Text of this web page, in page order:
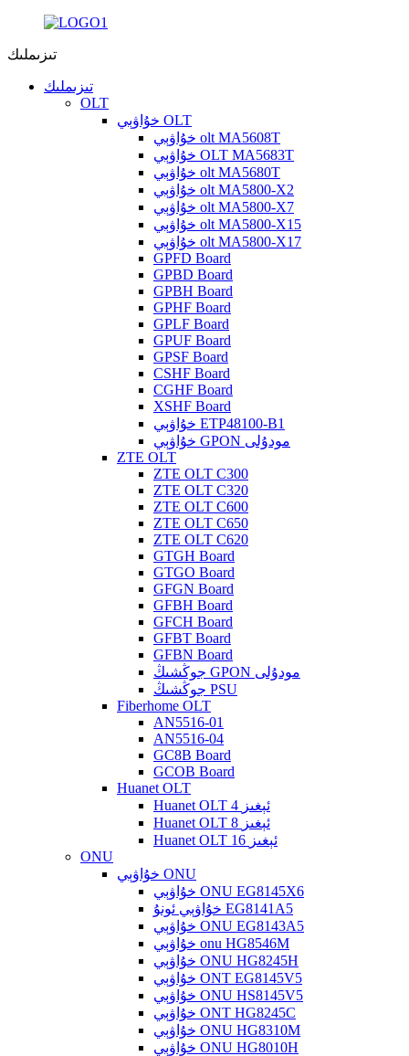
تىزىملىك
تىزىملىك
OLT
خۇاۋېي OLT
خۇاۋېي olt MA5608T
خۇاۋېي OLT MA5683T
خۇاۋېي olt MA5680T
خۇاۋېي olt MA5800-X2
خۇاۋېي olt MA5800-X7
خۇاۋېي olt MA5800-X15
خۇاۋېي olt MA5800-X17
GPFD Board
GPBD Board
GPBH Board
GPHF Board
GPLF Board
GPUF Board
GPSF Board
CSHF Board
CGHF Board
XSHF Board
خۇاۋېي ETP48100-B1
خۇاۋېي GPON مودۇلى
ZTE OLT
ZTE OLT C300
ZTE OLT C320
ZTE OLT C600
ZTE OLT C650
ZTE OLT C620
GTGH Board
GTGO Board
GFGN Board
GFBH Board
GFCH Board
GFBT Board
GFBN Board
جوڭشىڭ GPON مودۇلى
جوڭشىڭ PSU
Fiberhome OLT
AN5516-01
AN5516-04
GC8B Board
GCOB Board
Huanet OLT
Huanet OLT 4 ئېغىز
Huanet OLT 8 ئېغىز
Huanet OLT 16 ئېغىز
ONU
خۇاۋېي ONU
خۇاۋېي ONU EG8145X6
خۇاۋېي ئونۇ EG8141A5
خۇاۋېي ONU EG8143A5
خۇاۋېي onu HG8546M
خۇاۋېي ONU HG8245H
خۇاۋېي ONT EG8145V5
خۇاۋېي ONU HS8145V5
خۇاۋېي ONT HG8245C
خۇاۋېي ONU HG8310M
خۇاۋېي ONU HG8010H